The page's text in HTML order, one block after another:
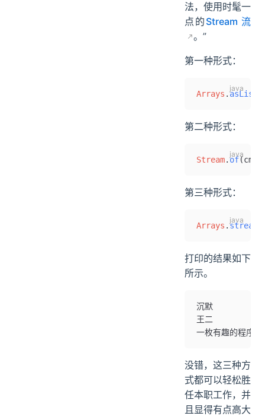
法，使用时髦一
点的 Stream 流
。”
第一种形式：
Arrays .asList
第二种形式：
Stream.of
第三种形式：
Arrays .stream
打印的结果如下
所示。
沉默
王二
一枚有趣的程序员
没错，这三种方
式都可以轻松胜
任本职工作，并
且显得有点高大